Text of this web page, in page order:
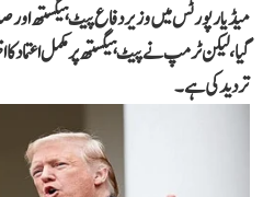
میڈیا رپورٹس میں وزیر دفاع پیٹ ہیگستھ
گیا، لیکن ٹرمپ نے پیٹ ہیگستھ پر مکمل اعتماد
تردید کی ہے۔